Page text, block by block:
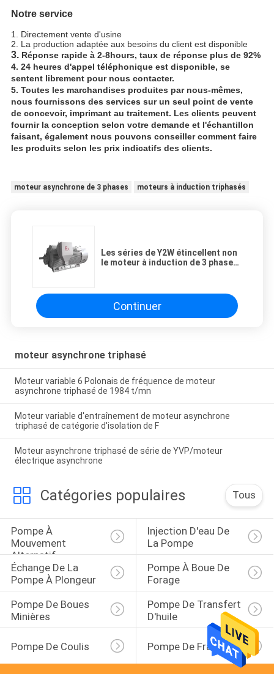
Notre service
1. Directement vente d'usine
2. La production adaptée aux besoins du client est disponible
3. Réponse rapide à 2-8hours, taux de réponse plus de 92%
4. 24 heures d'appel téléphonique est disponible, se
sentent librement pour nous contacter.
5. Toutes les marchandises produites par nous-mêmes,
nous fournissons des services sur un seul point de vente
de concevoir, imprimant au traitement. Les clients peuvent
fournir la conception selon votre demande et l'échantillon
faisant, également nous pouvons conseiller comment faire
les produits selon les prix indicatifs des clients.
moteur asynchrone de 3 phases moteurs à induction triphasés
Les séries de Y2W étincellent non
le moteur à induction de 3 phases
Continuer
moteur asynchrone triphasé
Moteur variable 6 Polonais de fréquence de moteur
asynchrone triphasé de 1984 t/mn
Moteur variable d'entraînement de moteur asynchrone
triphasé de catégorie d'isolation de F
Moteur asynchrone triphasé de série de YVP/moteur
électrique asynchrone
Catégories populaires Tous
Pompe À
Mouvement
Alternatif
Injection D'eau De
La Pompe
Échange De La
Pompe À Plongeur
Pompe À Boue De
Forage
Pompe De Boues
Minières
Pompe De Transfert
D'huile
Pompe De Coulis Pompe De Frac